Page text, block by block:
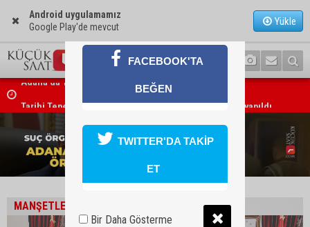
Android uygulamamız
Google Play'de mevcut
Yükle
Tarihi Tepebağ Projesi için değerlendirme toplantısı yapıldı
1 2 3
MANŞETLER
FACEBOOK'TA
BEĞEN
TWITTER'DA TAKİP
ET
Bir Daha Gösterme